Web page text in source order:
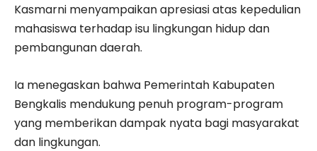
Kasmarni menyampaikan apresiasi atas kepedulian
mahasiswa terhadap isu lingkungan hidup dan
pembangunan daerah.
Ia menegaskan bahwa Pemerintah Kabupaten
Bengkalis mendukung penuh program-program
yang memberikan dampak nyata bagi masyarakat
dan lingkungan.